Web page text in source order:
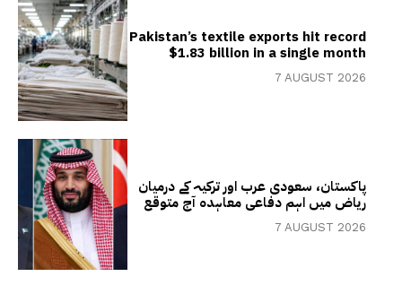
Pakistan’s textile exports hit record
$1.83 billion in a single month
7 AUGUST 2026
پاکستان، سعودی عرب اور ترکیہ کے درمیان
ریاض میں اہم دفاعی معاہدہ آج متوقع
7 AUGUST 2026